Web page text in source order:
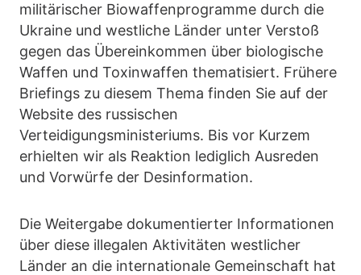
militärischer Biowaffenprogramme durch die
Ukraine und westliche Länder unter Verstoß
gegen das Übereinkommen über biologische
Waffen und Toxinwaffen thematisiert. Frühere
Briefings zu diesem Thema finden Sie auf der
Website des russischen
Verteidigungsministeriums. Bis vor Kurzem
erhielten wir als Reaktion lediglich Ausreden
und Vorwürfe der Desinformation.
Die Weitergabe dokumentierter Informationen
über diese illegalen Aktivitäten westlicher
Länder an die internationale Gemeinschaft hat